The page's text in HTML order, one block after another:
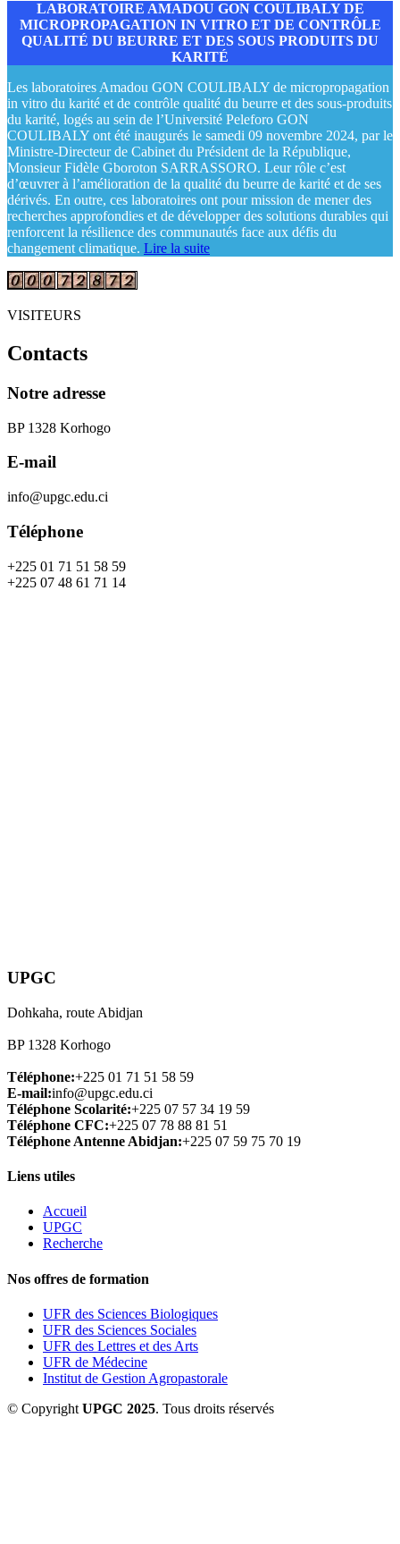
LABORATOIRE AMADOU GON COULIBALY DE
MICROPROPAGATION IN VITRO ET DE CONTRÔLE
QUALITÉ DU BEURRE ET DES SOUS PRODUITS DU
KARITÉ
Les laboratoires Amadou GON COULIBALY de micropropagation
in vitro du karité et de contrôle qualité du beurre et des sous-produits
du karité, logés au sein de l’Université Peleforo GON
COULIBALY ont été inaugurés le samedi 09 novembre 2024, par le
Ministre-Directeur de Cabinet du Président de la République,
Monsieur Fidèle Gboroton SARRASSORO. Leur rôle c’est
d’œuvrer à l’amélioration de la qualité du beurre de karité et de ses
dérivés. En outre, ces laboratoires ont pour mission de mener des
recherches approfondies et de développer des solutions durables qui
renforcent la résilience des communautés face aux défis du
changement climatique. Lire la suite
VISITEURS
Contacts
Notre adresse
BP 1328 Korhogo
E-mail
info@upgc.edu.ci
Téléphone
+225 01 71 51 58 59
+225 07 48 61 71 14
UPGC
Dohkaha, route Abidjan
BP 1328 Korhogo
Téléphone:+225 01 71 51 58 59
E-mail:info@upgc.edu.ci
Téléphone Scolarité:+225 07 57 34 19 59
Téléphone CFC:+225 07 78 88 81 51
Téléphone Antenne Abidjan:+225 07 59 75 70 19
Liens utiles
Accueil
UPGC
Recherche
Nos offres de formation
UFR des Sciences Biologiques
UFR des Sciences Sociales
UFR des Lettres et des Arts
UFR de Médecine
Institut de Gestion Agropastorale
© Copyright UPGC 2025. Tous droits réservés